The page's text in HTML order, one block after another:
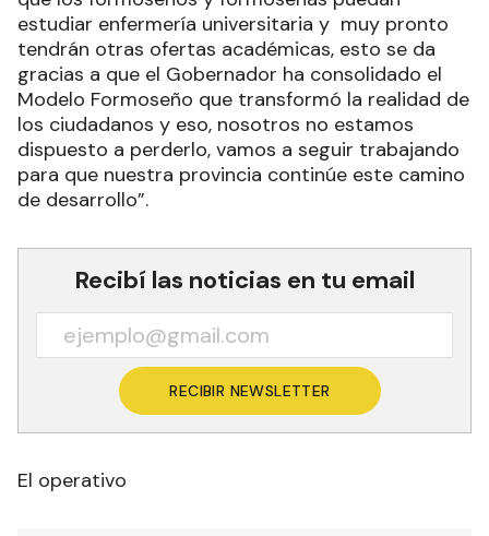
estudiar enfermería universitaria y muy pronto
tendrán otras ofertas académicas, esto se da
gracias a que el Gobernador ha consolidado el
Modelo Formoseño que transformó la realidad de
los ciudadanos y eso, nosotros no estamos
dispuesto a perderlo, vamos a seguir trabajando
para que nuestra provincia continúe este camino
de desarrollo”.
Recibí las noticias en tu email
RECIBIR NEWSLETTER
El operativo